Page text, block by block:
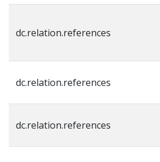
dc.relation.references
dc.relation.references
dc.relation.references